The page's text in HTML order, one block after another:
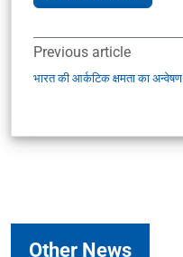
Previous article
भारत की आर्कटिक क्षमता का अन्वेषण
Other News